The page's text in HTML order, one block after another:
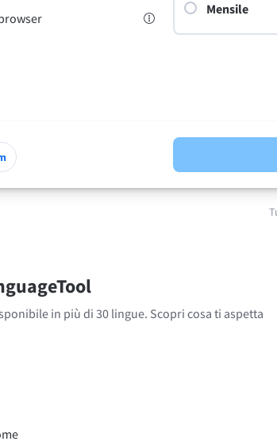
Mensile
in più di 30 lingue. Scopri cosa ti aspetta